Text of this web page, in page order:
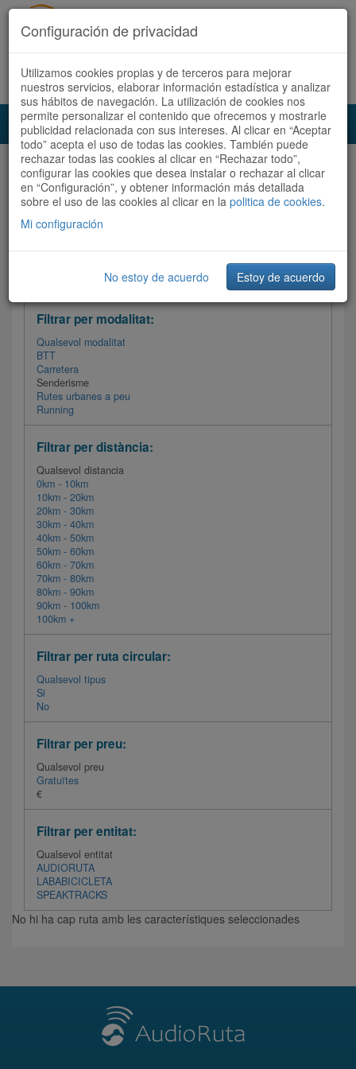
Accedeix Registra't ara Español Català
Audioruta Totes les rutes
Totes les rutes Ordenar per: Més recents / Dificultat
Filtrar les rutes
Filtrar per modalitat:
Qualsevol modalitat
BTT
Carretera
Senderisme
Rutes urbanes a peu
Running
Filtrar per distància:
Qualsevol distancia
0km - 10km
10km - 20km
20km - 30km
30km - 40km
40km - 50km
50km - 60km
60km - 70km
70km - 80km
80km - 90km
90km - 100km
100km +
Filtrar per ruta circular:
Qualsevol tipus
Si
No
Filtrar per preu:
Qualsevol preu
Gratuïtes
€
Filtrar per entitat:
Qualsevol entitat
AUDIORUTA
LABABICICLETA
SPEAKTRACKS
No hi ha cap ruta amb les característiques seleccionades
Configuración de privacidad
Utilizamos cookies propias y de terceros para mejorar
nuestros servicios, elaborar información estadística y analizar
sus hábitos de navegación. La utilización de cookies nos
permite personalizar el contenido que ofrecemos y mostrarle
publicidad relacionada con sus intereses. Al clicar en “Aceptar
todo” acepta el uso de todas las cookies. También puede
rechazar todas las cookies al clicar en “Rechazar todo”,
configurar las cookies que desea instalar o rechazar al clicar
en “Configuración”, y obtener información más detallada
sobre el uso de las cookies al clicar en la politica de cookies.
Mi configuración
No estoy de acuerdo Estoy de acuerdo